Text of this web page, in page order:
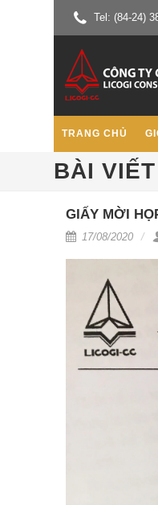
Tel: (84-24)
TRANG CHỦ
BÀI VIẾT
GIẤY MỜI
17/08/2020